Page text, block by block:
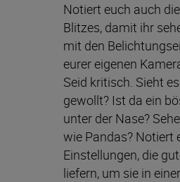
Notiert euch auch
Blitzes, damit ihr
mit den
eurer eigenen
Seid kritisch. Sieht
gewollt? Ist da ein
unter der Nase?
wie Pandas? Notiert
Einstellungen, die
liefern, um sie in